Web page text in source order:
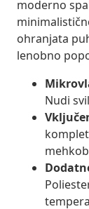
moderno
ohranjata
lenobno
Nudi